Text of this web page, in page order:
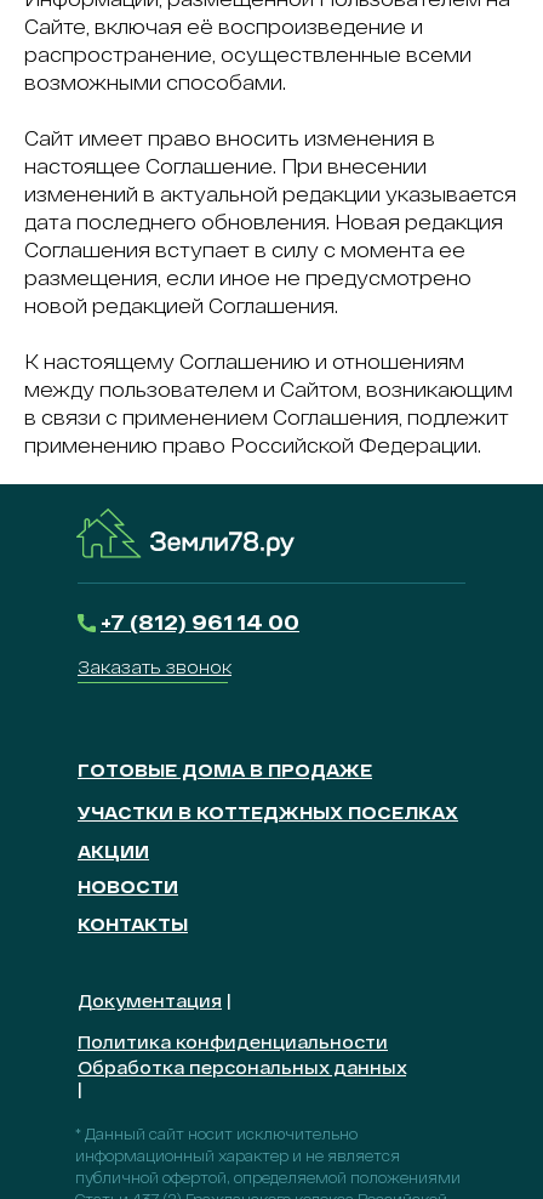
Сайте, включая её воспроизведение и
распространение, осуществленные всеми
возможными способами.
Сайт имеет право вносить изменения в
настоящее Соглашение. При внесении
изменений в актуальной редакции указывается
дата последнего обновления. Новая редакция
Соглашения вступает в силу с момента ее
размещения, если иное не предусмотрено
новой редакцией Соглашения.
К настоящему Соглашению и отношениям
между пользователем и Сайтом, возникающим
в связи с применением Соглашения, подлежит
применению право Российской Федерации.
* Данный сайт носит исключительно
информационный характер и не является
публичной офертой, определяемой положениями
Политика конфиденциальности
Обработка персональных данных
|
Документация |
КОНТАКТЫ
НОВОСТИ
АКЦИИ
УЧАСТКИ В КОТТЕДЖНЫХ ПОСЕЛКАХ
ГОТОВЫЕ ДОМА В ПРОДАЖЕ
Заказать звонок
+7 (812) 961 14 00